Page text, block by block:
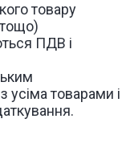
товару
ПДВ і
усіма товарами і